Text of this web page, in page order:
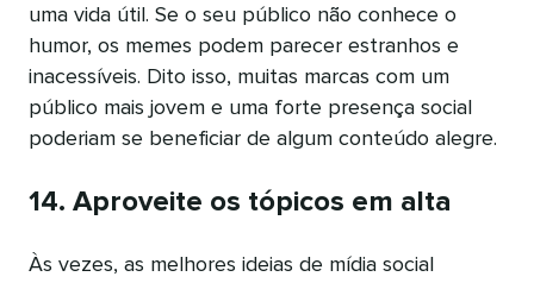
uma vida útil. Se o seu público não conhece o
humor, os memes podem parecer estranhos e
inacessíveis. Dito isso, muitas marcas com um
público mais jovem e uma forte presença social
poderiam se beneficiar de algum conteúdo alegre.
14. Aproveite os tópicos em alta
Às vezes, as melhores ideias de mídia social